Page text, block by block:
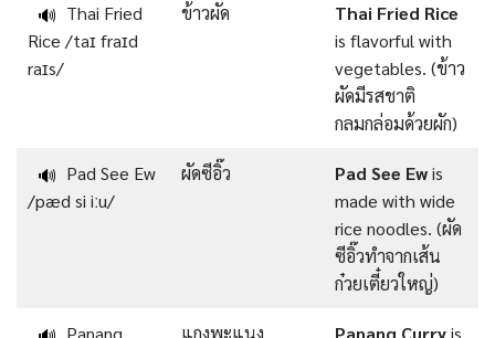
🔊 Thai Fried
Rice /taɪ fraɪd
raɪs/
ข้าวผัด
Thai Fried Rice
is flavorful with
vegetables. (ข้าว
ผัดมีรสชาติ
กลมกล่อมด้วยผัก)
🔊 Pad See Ew
/pæd si iːu/
ผัดซีอิ๊ว Pad See Ewis
made with wide
rice noodles. (ผัด
ซีอิ๊วทำจากเส้น
ก๋วยเตี๋ยวใหญ่)
Panang
แกงพะแนง Panang Curryis